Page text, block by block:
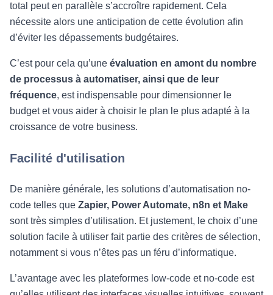
total peut en parallèle s’accroître rapidement. Cela
nécessite alors une anticipation de cette évolution afin
d’éviter les dépassements budgétaires.
C’est pour cela qu’une évaluation en amont du nombre
de processus à automatiser, ainsi que de leur
fréquence, est indispensable pour dimensionner le
budget et vous aider à choisir le plan le plus adapté à la
croissance de votre business.
Facilité d'utilisation
De manière générale, les solutions d’automatisation no-
code telles que Zapier, Power Automate, n8n et Make
sont très simples d’utilisation. Et justement, le choix d’une
solution facile à utiliser fait partie des critères de sélection,
notamment si vous n’êtes pas un féru d’informatique.
L’avantage avec les plateformes low-code et no-code est